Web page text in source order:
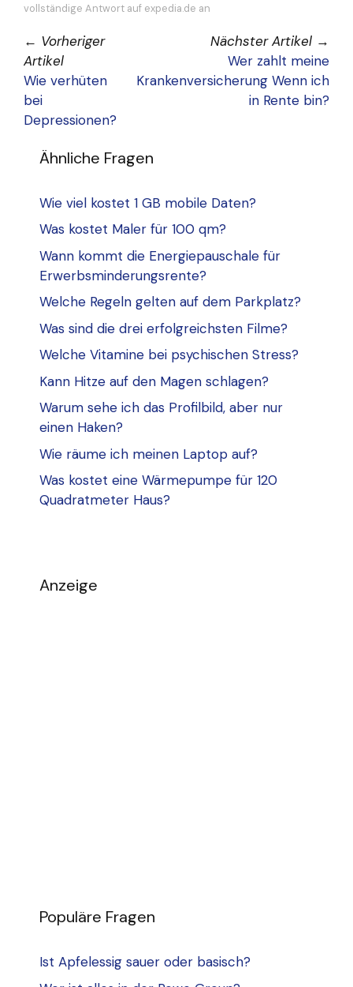
vollständige Antwort auf expedia.de an
← Vorheriger
Artikel
Wie verhüten
bei
Depressionen?
Nächster Artikel →
Wer zahlt meine
Krankenversicherung Wenn ich
in Rente bin?
Ähnliche Fragen
Wie viel kostet 1 GB mobile Daten?
Was kostet Maler für 100 qm?
Wann kommt die Energiepauschale für
Erwerbsminderungsrente?
Welche Regeln gelten auf dem Parkplatz?
Was sind die drei erfolgreichsten Filme?
Welche Vitamine bei psychischen Stress?
Kann Hitze auf den Magen schlagen?
Warum sehe ich das Profilbild, aber nur
einen Haken?
Wie räume ich meinen Laptop auf?
Was kostet eine Wärmepumpe für 120
Quadratmeter Haus?
Anzeige
Populäre Fragen
Ist Apfelessig sauer oder basisch?